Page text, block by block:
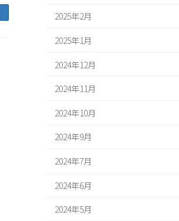
2025年2月
2025年1月
2024年12月
2024年11月
2024年10月
2024年9月
2024年7月
2024年6月
2024年5月